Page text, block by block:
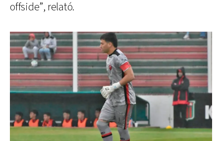
offside”, relató.